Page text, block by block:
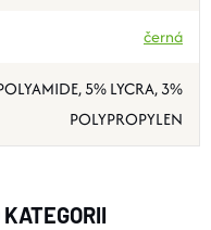
černá
5% LYCRA, 3%
POLYPROPYLEN